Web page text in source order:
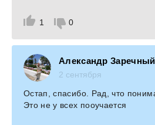
1 0
Александр Заречный
2 сентября
Остап, спасибо. Рад, что
Это не у всех пооучается